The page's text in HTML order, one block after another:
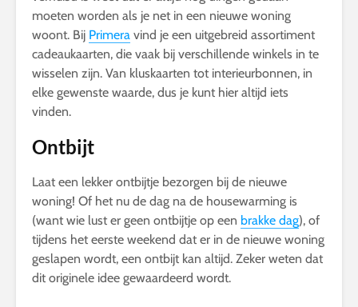
moeten worden als je net in een nieuwe woning
woont. Bij Primera vind je een uitgebreid assortiment
cadeaukaarten, die vaak bij verschillende winkels in te
wisselen zijn. Van kluskaarten tot interieurbonnen, in
elke gewenste waarde, dus je kunt hier altijd iets
vinden.
Ontbijt
Laat een lekker ontbijtje bezorgen bij de nieuwe
woning! Of het nu de dag na de housewarming is
(want wie lust er geen ontbijtje op een brakke dag), of
tijdens het eerste weekend dat er in de nieuwe woning
geslapen wordt, een ontbijt kan altijd. Zeker weten dat
dit originele idee gewaardeerd wordt.